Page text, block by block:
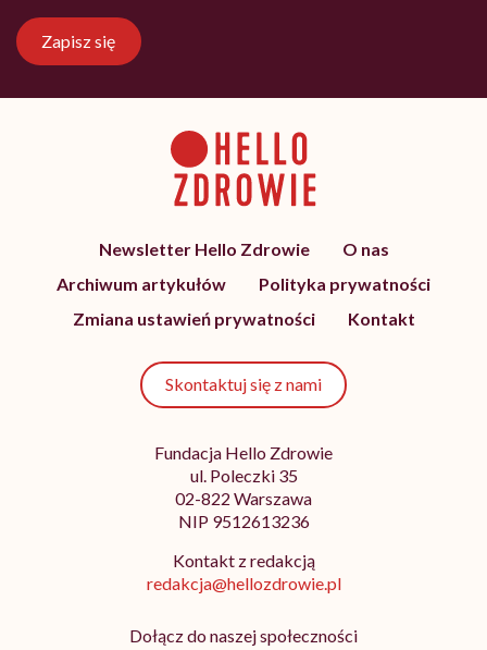
Zapisz się
Newsletter Hello Zdrowie
O nas
Archiwum artykułów
Polityka prywatności
Zmiana ustawień prywatności
Kontakt
Skontaktuj się z nami
Fundacja Hello Zdrowie
ul. Poleczki 35
02-822 Warszawa
NIP 9512613236
Kontakt z redakcją
redakcja@hellozdrowie.pl
Dołącz do naszej społeczności